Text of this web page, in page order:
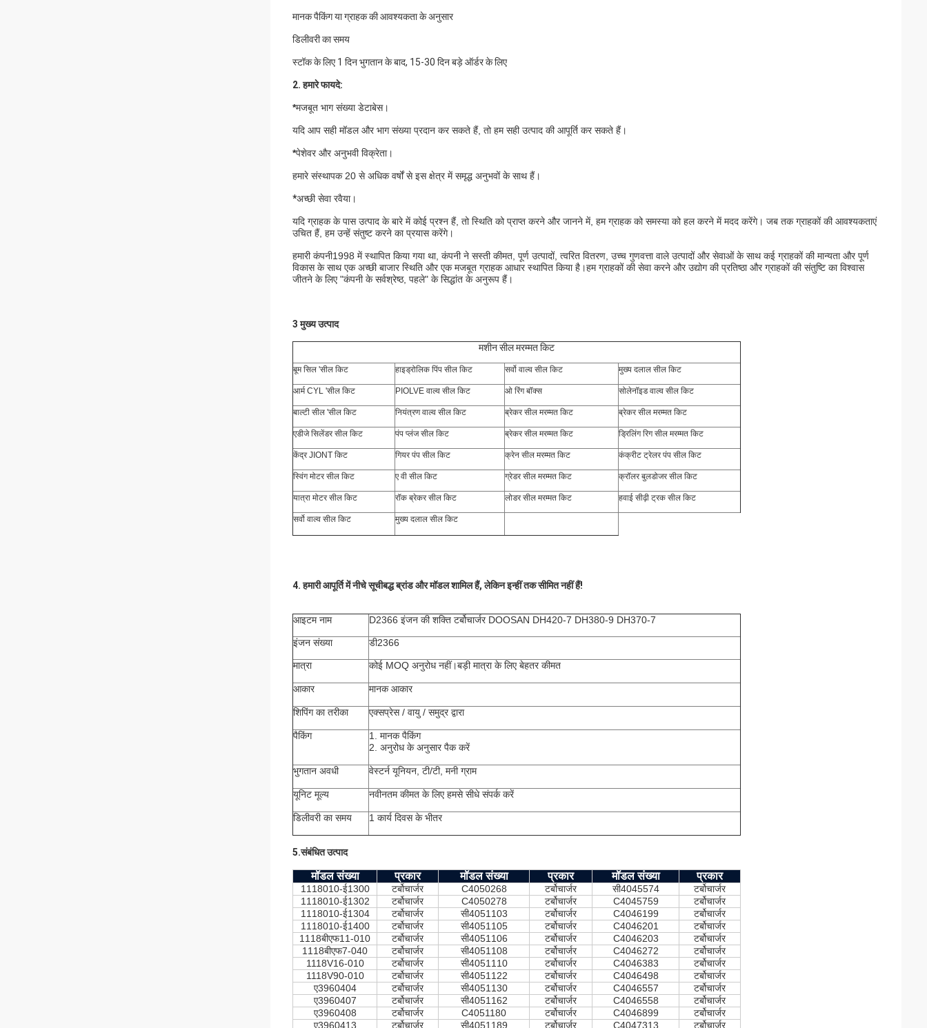
मानक पैकिंग या ग्राहक की आवश्यकता के अनुसार
डिलीवरी का समय
स्टॉक के लिए 1 दिन भुगतान के बाद, 15-30 दिन बड़े ऑर्डर के लिए
2. हमारे फायदे:
*मजबूत भाग संख्या डेटाबेस।
यदि आप सही मॉडल और भाग संख्या प्रदान कर सकते हैं, तो हम सही उत्पाद की आपूर्ति कर सकते हैं।
*पेशेवर और अनुभवी विक्रेता।
हमारे संस्थापक 20 से अधिक वर्षों से इस क्षेत्र में समृद्ध अनुभवों के साथ हैं।
*अच्छी सेवा रवैया।
यदि ग्राहक के पास उत्पाद के बारे में कोई प्रश्न हैं, तो स्थिति को प्राप्त करने और जानने में, हम ग्राहक को समस्या को हल करने में मदद करेंगे। जब तक ग्राहकों की आवश्यकताएं
उचित हैं, हम उन्हें संतुष्ट करने का प्रयास करेंगे।
हमारी कंपनी1998 में स्थापित किया गया था, कंपनी ने सस्ती कीमत, पूर्ण उत्पादों, त्वरित वितरण, उच्च गुणवत्ता वाले उत्पादों और सेवाओं के साथ कई ग्राहकों की मान्यता और पूर्ण
विकास के साथ एक अच्छी बाजार स्थिति और एक मजबूत ग्राहक आधार स्थापित किया है।हम ग्राहकों की सेवा करने और उद्योग की प्रतिष्ठा और ग्राहकों की संतुष्टि का विश्वास
जीतने के लिए "कंपनी के सर्वश्रेष्ठ, पहले" के सिद्धांत के अनुरूप हैं।
3 मुख्य उत्पाद
मशीन सील मरम्मत किट
बूम सिल 'सील किट हाइड्रोलिक पिंप सील किट सर्वो वाल्व सील किट मुख्य दलाल सील किट
आर्म CYL 'सील किट PIOLVE वाल्व सील किट ओ रिंग बॉक्स सोलेनॉइड वाल्व सील किट
बाल्टी सील 'सील किट नियंत्रण वाल्व सील किट ब्रेकर सील मरम्मत किट ब्रेकर सील मरम्मत किट
एडीजे सिलेंडर सील किट पंप प्लंज सील किट ब्रेकर सील मरम्मत किट ड्रिलिंग रिग सील मरम्मत किट
केंद्र JIONT किट गियर पंप सील किट क्रेन सील मरम्मत किट कंक्रीट ट्रेलर पंप सील किट
स्विंग मोटर सील किट ए वी सील किट ग्रेडर सील मरम्मत किट क्रॉलर बुलडोजर सील किट
यात्रा मोटर सील किट रॉक ब्रेकर सील किट लोडर सील मरम्मत किट हवाई सीढ़ी ट्रक सील किट
सर्वो वाल्व सील किट मुख्य दलाल सील किट
4. हमारी आपूर्ति में नीचे सूचीबद्ध ब्रांड और मॉडल शामिल हैं, लेकिन इन्हीं तक सीमित नहीं हैं!
आइटम नाम D2366 इंजन की शक्ति टर्बोचार्जर DOOSAN DH420-7 DH380-9 DH370-7
इंजन संख्या डी2366
मात्रा कोई MOQ अनुरोध नहीं।बड़ी मात्रा के लिए बेहतर कीमत
आकार मानक आकार
शिपिंग का तरीका एक्सप्रेस / वायु / समुद्र द्वारा
पैकिंग
1. मानक पैकिंग
2. अनुरोध के अनुसार पैक करें
भुगतान अवधी वेस्टर्न यूनियन, टी/टी, मनी ग्राम
यूनिट मूल्य नवीनतम कीमत के लिए हमसे सीधे संपर्क करें
डिलीवरी का समय 1 कार्य दिवस के भीतर
5.संबंधित उत्पाद
मॉडल संख्या प्रकार मॉडल संख्या प्रकार मॉडल संख्या प्रकार
1118010-ई1300 टर्बोचार्जर C4050268 टर्बोचार्जर सी4045574
टर्बोचार्जर
1118010-ई1302
टर्बोचार्जर C4050278 टर्बोचार्जर C4045759
टर्बोचार्जर
1118010-ई1304
टर्बोचार्जर सी4051103 टर्बोचार्जर C4046199
टर्बोचार्जर
1118010-ई1400
टर्बोचार्जर सी4051105 टर्बोचार्जर C4046201
टर्बोचार्जर
1118बीएफ11-010
टर्बोचार्जर सी4051106 टर्बोचार्जर C4046203
टर्बोचार्जर
1118बीएफ7-040
टर्बोचार्जर सी4051108 टर्बोचार्जर C4046272
टर्बोचार्जर
1118V16-010
टर्बोचार्जर सी4051110 टर्बोचार्जर C4046383
टर्बोचार्जर
1118V90-010
टर्बोचार्जर सी4051122 टर्बोचार्जर C4046498
टर्बोचार्जर
ए3960404
टर्बोचार्जर सी4051130 टर्बोचार्जर C4046557
टर्बोचार्जर
ए3960407
टर्बोचार्जर सी4051162 टर्बोचार्जर C4046558
टर्बोचार्जर
ए3960408
टर्बोचार्जर C4051180 टर्बोचार्जर C4046899
टर्बोचार्जर
ए3960413
टर्बोचार्जर सी4051189 टर्बोचार्जर C4047313 टर्बोचार्जर